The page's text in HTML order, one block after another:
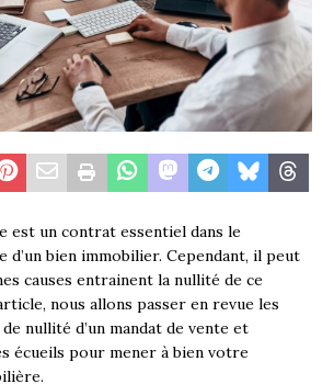
est un contrat essentiel dans le
d’un bien immobilier. Cependant, il peut
causes entrainent la nullité de ce
nous allons passer en revue les
nullité d’un mandat de vente et
écueils pour mener à bien votre